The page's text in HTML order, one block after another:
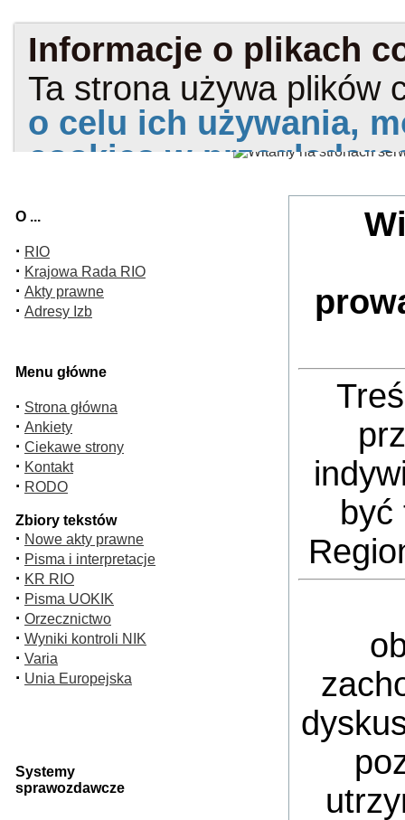
O ...
· RIO
· Krajowa Rada RIO
· Akty prawne
· Adresy Izb
Menu główne
· Strona główna
· Ankiety
· Ciekawe strony
· Kontakt
· RODO
Zbiory tekstów
· Nowe akty prawne
· Pisma i interpretacje
· KR RIO
· Pisma UOKIK
· Orzecznictwo
· Wyniki kontroli NIK
· Varia
· Unia Europejska
Systemy
sprawozdawcze